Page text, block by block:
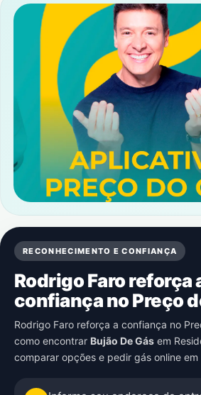
RECONHECIMENTO E CONFIANÇA
Rodrigo Faro reforça
confiança no Preço
Rodrigo Faro reforça a confiança no
como encontrar Bujão De Gás em
comparar opções e pedir gás online em